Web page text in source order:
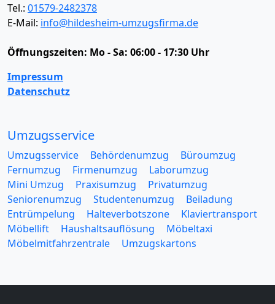
Tel.: 01579-2482378
E-Mail: info@hildesheim-umzugsfirma.de
Öffnungszeiten: Mo - Sa: 06:00 - 17:30 Uhr
Impressum
Datenschutz
Umzugsservice
Umzugsservice Behördenumzug
Büroumzug
Fernumzug
Firmenumzug
Laborumzug
Mini Umzug
Praxisumzug
Privatumzug
Seniorenumzug
Studentenumzug
Beiladung
Entrümpelung
Halteverbotszone
Klaviertransport
Möbellift
Haushaltsauflösung
Möbeltaxi
Möbelmitfahrzentrale
Umzugskartons